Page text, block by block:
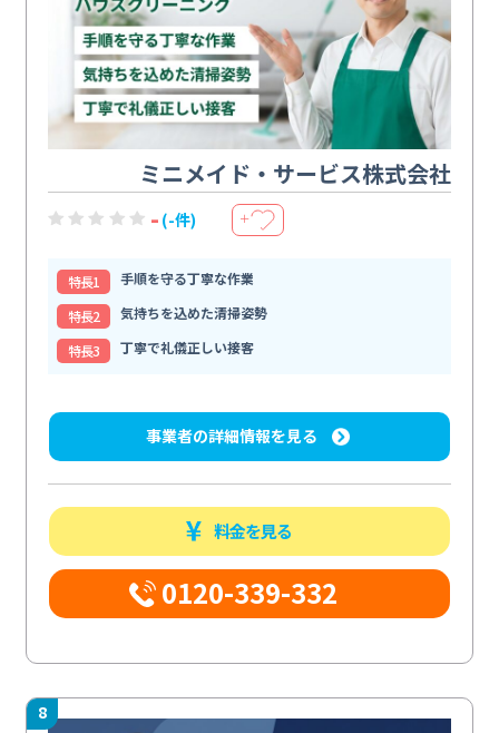
ミニメイド・サービス株式会社
- (-件) ＋
特⻑1
手順を守る丁寧な作業
特⻑2
気持ちを込めた清掃姿勢
特⻑3
丁寧で礼儀正しい接客
事業者の詳細情報を見る
料金を見る
0120-339-332
8